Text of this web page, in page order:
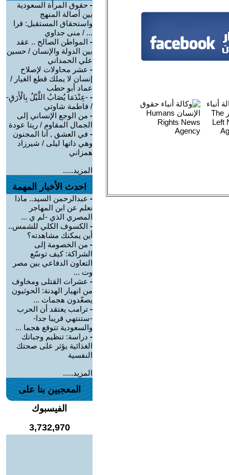
- حقوق المرأة السعودية
بين أصالة المنهج
واستحقاق المستقبل: قرا
... / منى جداوي
- المواطن الصالح .. عقد
بين الدولة والإنسان / حسين
علي الحمداني
- عشر محاولات لإصلاح
إنسان لا يملك قطع الغيار /
عماد أبو حطب
- -عِنْدَمَا يُصَابُ اللَّيْلُ بِالْأَرَقِ-
/ فاطمة شاوتي
- من الوجع الإنساني إلى
الجمال المقاوم / ريتا عودة
- في العشق , أنا المجنون
وهي ذاتها ليلى / شيرزاد
همزاني
المزيد.....
احدث الأخبار المهمة
- عبدالرحمن السيد.. ماذا
نعلم عن ابن المهاجر
المصري الذي -لم ي ...
- الكسوف الكلي للشمس..
أين يمكنك مشاهدته؟
- من الخصومة إلى
الشراكة: كيف توسّع
التعاون الدفاعي بين مصر
وت ...
- عشرات القتلى ومخاوف
من انهيار الهدنة: الحوثيون
يصعّدون هجمات ...
- ترامب يعتقد أن الحرب
-ستنتهي قريبا جدا-
والسعودية تتوقع هجما ...
- دراسة: تنظيم وجباتك
الغذائية يؤثر على صحتك
النفسية
المزيد.....
المعجبين بنا على
الفيسبوك
3,732,970